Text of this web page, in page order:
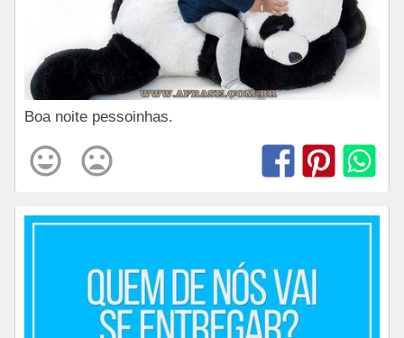
Boa noite pessoinhas.